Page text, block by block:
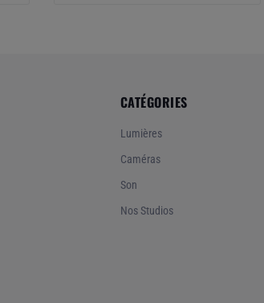
CATÉGORIES
Lumières
Caméras
Son
Nos Studios